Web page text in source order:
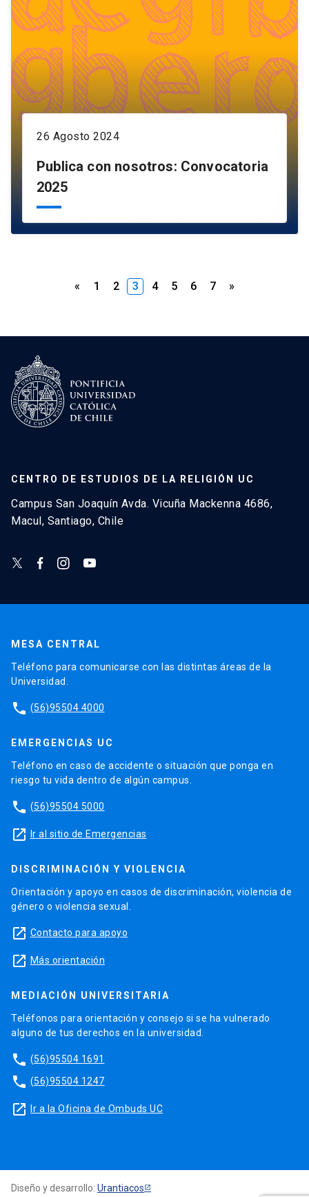
26 Agosto 2024
Publica con nosotros: Convocatoria
2025
« 1 2 3 4 5 6 7 »
CENTRO DE ESTUDIOS DE LA RELIGIÓN UC
Campus San Joaquín Avda. Vicuña Mackenna 4686,
Macul, Santiago, Chile
MESA CENTRAL
Teléfono para comunicarse con las distintas áreas de la
Universidad.
phone (56)95504 4000
EMERGENCIAS UC
Teléfono en caso de accidente o situación que ponga en
riesgo tu vida dentro de algún campus.
phone (56)95504 5000
launch Ir al sitio de Emergencias
DISCRIMINACIÓN Y VIOLENCIA
Orientación y apoyo en casos de discriminación, violencia de
género o violencia sexual.
launch Contacto para apoyo
launch Más orientación
MEDIACIÓN UNIVERSITARIA
Teléfonos para orientación y consejo si se ha vulnerado
alguno de tus derechos en la universidad.
phone (56)95504 1691
phone (56)95504 1247
launch Ir a la Oficina de Ombuds UC
Diseño y desarrollo: Urantiacos